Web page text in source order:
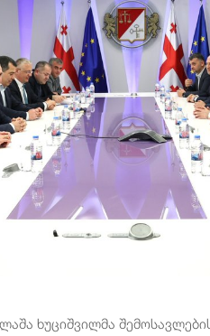
ხუციშვილმა